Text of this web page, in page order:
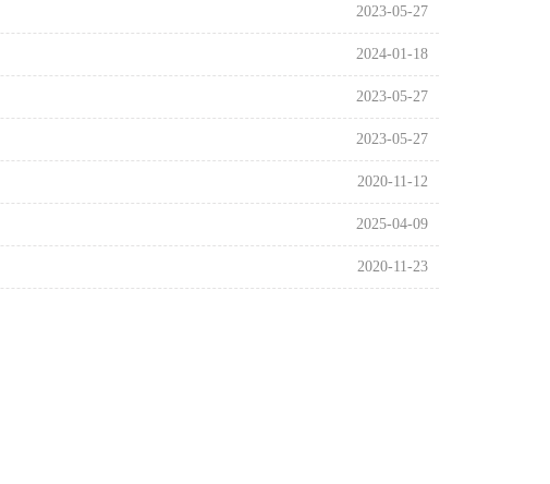
2023-05-27
2024-01-18
2023-05-27
2023-05-27
2020-11-12
2025-04-09
2020-11-23